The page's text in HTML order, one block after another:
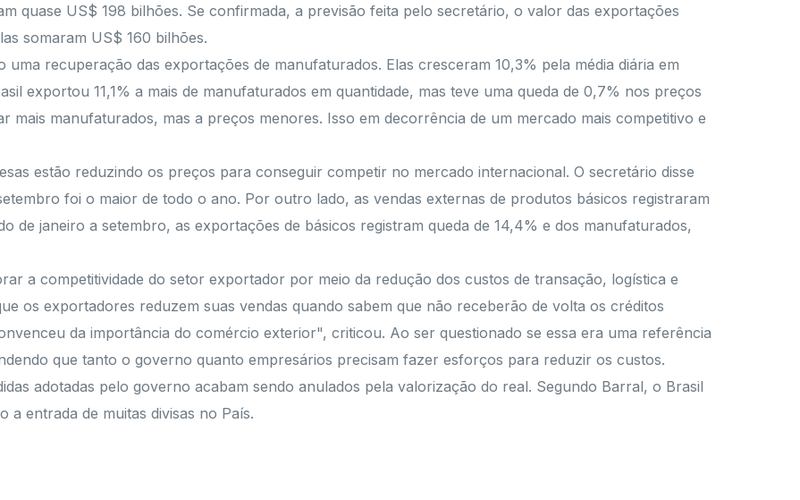
quase US$ 198 bilhões. Se confirmada, a previsão feita pelo secretário, o valor das exportações
somaram US$ 160 bilhões.
recuperação das exportações de manufaturados. Elas cresceram 10,3% pela média diária em
exportou 11,1% a mais de manufaturados em quantidade, mas teve uma queda de 0,7% nos preços
mais manufaturados, mas a preços menores. Isso em decorrência de um mercado mais competitivo e
estão reduzindo os preços para conseguir competir no mercado internacional. O secretário disse
foi o maior de todo o ano. Por outro lado, as vendas externas de produtos básicos registraram
de janeiro a setembro, as exportações de básicos registram queda de 14,4% e dos manufaturados,
a competitividade do setor exportador por meio da redução dos custos de transação, logística e
os exportadores reduzem suas vendas quando sabem que não receberão de volta os créditos
da importância do comércio exterior", criticou. Ao ser questionado se essa era uma referência
que tanto o governo quanto empresários precisam fazer esforços para reduzir os custos.
adotadas pelo governo acabam sendo anulados pela valorização do real. Segundo Barral, o Brasil
a entrada de muitas divisas no País.